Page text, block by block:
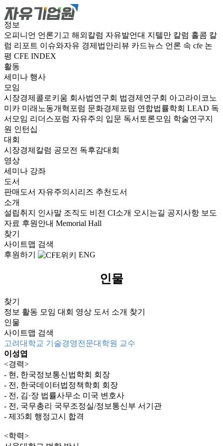
정보
오피니언 언론기고 해외칼럼 자유발언대 지텔만 칼럼 홀콤 칼
럼 리포트 이슈와자유 경제법안리뷰 카드뉴스 언론 속 cfe 논
평 CFE INDEX
활동
세미나 행사
모임
시장경제콜로키움 회사법연구회 법경제연구회 아고라이코노
미카 미래노동개혁포럼 문화경제포럼 연합법률학회 LEAD 독
서모임 리더스포럼 자유주의 입문 독서토론모임 학술연구지
원 인턴십
대회
시장경제칼럼 공모전 독후감대회
영상
세미나 강좌
도서
판매도서 자유주의시리즈 추천도서
소개
설립취지 인사말 조직도 비전 CI소개 오시는길 공지사항 보도
자료 후원안내 Memorial Hall
찾기
사이트맵 검색
후원하기
ENG
인물
찾기
정보 활동 모임 대회 영상 도서 소개 찾기
인물
사이트맵 검색
고려대학교 기술경영전문대학원 교수
이성엽
<경력>
- 현, 한국정보통신법학회 회장
- 전, 한국데이터법정책학회 회장
- 전, 김·장 법률사무소 미국 변호사
- 전, 국무총리 국무조정실/정보통신부 서기관
- 제35회 행정고시 합격
<학력>